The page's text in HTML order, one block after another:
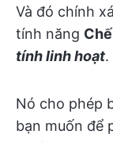
Và đó chính
tính năng
tính linh hoạt.
Nó cho phép
bạn muốn để